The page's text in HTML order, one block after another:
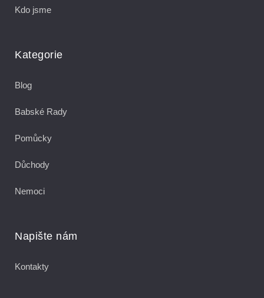
Kdo jsme
Kategorie
Blog
Babské Rady
Pomůcky
Důchody
Nemoci
Napište nám
Kontakty